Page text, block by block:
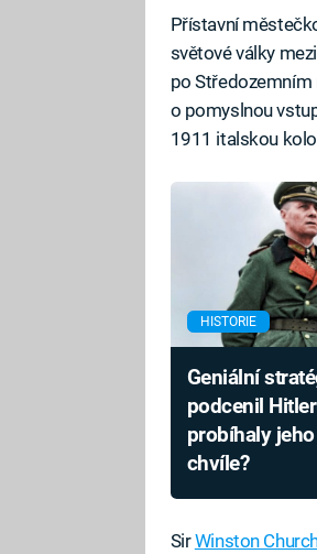
Přístavní
světové války
po
o pomyslnou
1911 italskou
HISTORIE
Geniální
podcenil
probíhaly
chvíle?
SirWinston